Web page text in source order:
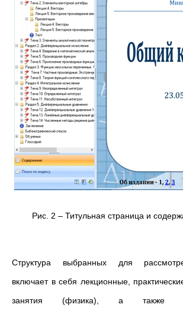
Рис. 2 – Титульная страница и
Структура выбранных для
включает в себя лекционные,
занятия (физика), а также